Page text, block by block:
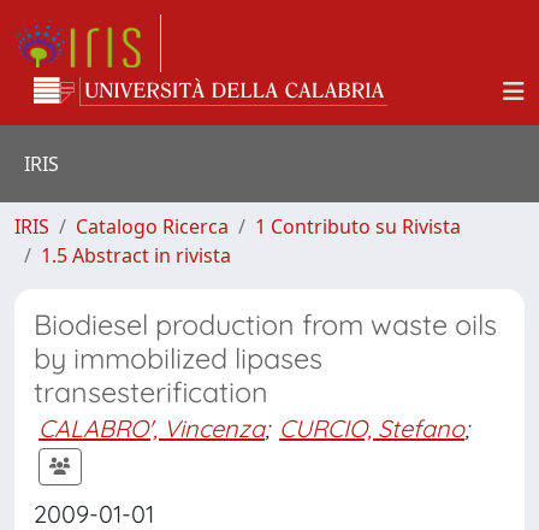
IRIS
IRIS Catalogo Ricerca
1 Contributo su Rivista
1.5 Abstract in rivista
Biodiesel production from waste oils
by immobilized lipases
transesterification
CALABRO', Vincenza; CURCIO, Stefano;
2009-01-01